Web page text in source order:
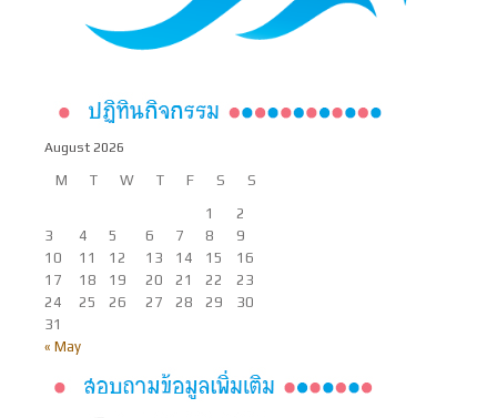
August 2026
M T W T F S S
« May
1
2
3
4 5 6 7 8
9
10
11 12 13 14 15
16
17
18 19 20 21 22
23
24
25 26 27 28 29
30
31